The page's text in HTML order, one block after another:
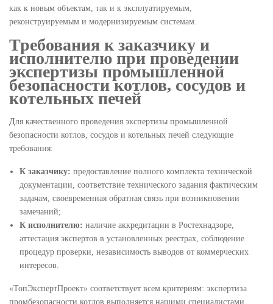
как к новым объектам, так и к эксплуатируемым,
реконструируемым и модернизируемым системам.
Требования к заказчику и
исполнителю при проведении
экспертизы промышленной
безопасности котлов, сосудов и
котельных печей
Для качественного проведения экспертизы промышленной
безопасности котлов, сосудов и котельных печей следующие
требования:
К заказчику: предоставление полного комплекта технической
документации, соответствие технического задания фактическим
задачам, своевременная обратная связь при возникновении
замечаний;
К исполнителю: наличие аккредитации в Ростехнадзоре,
аттестация экспертов в установленных реестрах, соблюдение
процедур проверки, независимость выводов от коммерческих
интересов.
«ТопЭкспертПроект» соответствует всем критериям: экспертиза
промбезопасности котлов выполняется нашими специалистами,